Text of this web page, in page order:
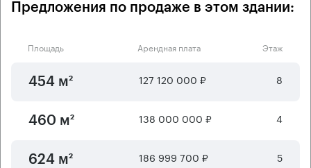
Предложения по продаже в этом здании:
Площадь Арендная плата Этаж
454 м² 127 120 000 ₽ 8
460 м² 138 000 000 ₽ 4
624 м² 186 999 700 ₽ 5